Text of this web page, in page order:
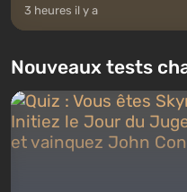
3 heures il y a
Nouveaux tests